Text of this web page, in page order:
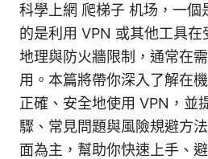
科學上網 爬梯子 机场，一個
的是利用 VPN 或其他工具
地理與防火牆限制，通常在
用。本篇將帶你深入了解在
正確、安全地使用 VPN，並
驟、常見問題與風險規避方
面為主，幫助你快速上手、